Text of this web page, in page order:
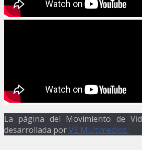
La página del Movimiento de
desarrollada porVE Multimedios